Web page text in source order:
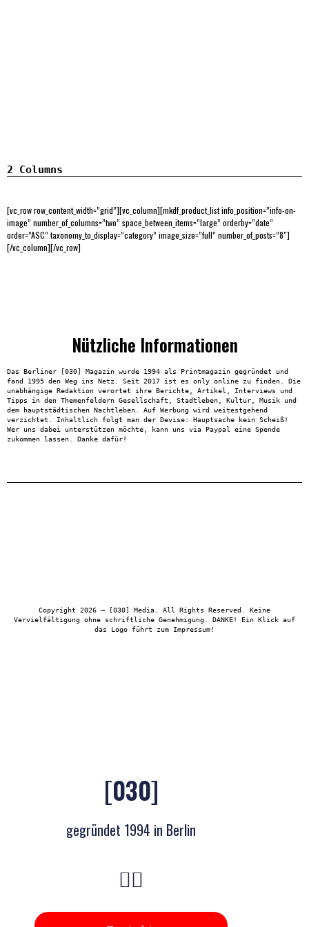
2 Columns
[vc_row row_content_width=”grid”][vc_column][mkdf_product_list info_position=”info-on-
image” number_of_columns=”two” space_between_items=”large” orderby=”date”
order=”ASC” taxonomy_to_display=”category” image_size=”full” number_of_posts=”8″]
[/vc_column][/vc_row]
Nützliche Informationen
Das Berliner [030] Magazin wurde 1994 als Printmagazin gegründet und
fand 1995 den Weg ins Netz. Seit 2017 ist es only online zu finden. Die
unabhängige Redaktion verortet ihre Berichte, Artikel, Interviews und
Tipps in den Themenfeldern Gesellschaft, Stadtleben, Kultur, Musik und
dem hauptstädtischen Nachtleben. Auf Werbung wird weitestgehend
verzichtet. Inhaltlich folgt man der Devise: Hauptsache kein Scheiß!
Wer uns dabei unterstützen möchte, kann uns via Paypal eine Spende
zukommen lassen. Danke dafür!
Copyright 2026 – [030] Media. All Rights Reserved. Keine
Vervielfältigung ohne schriftliche Genehmigung. DANKE! Ein Klick auf
das Logo führt zum Impressum!
[030]
gegründet 1994 in Berlin